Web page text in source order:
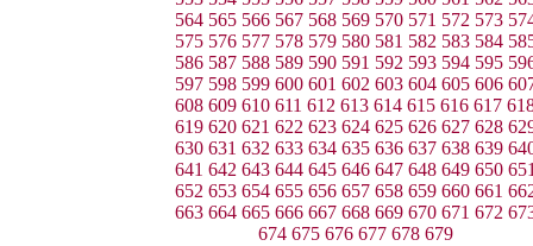
564 565 566 567 568 569 570 571 572 573
575 576 577 578 579 580 581 582 583 584
586 587 588 589 590 591 592 593 594 595
597 598 599 600 601 602 603 604 605 606
608 609 610 611 612 613 614 615 616 617
619 620 621 622 623 624 625 626 627 628
630 631 632 633 634 635 636 637 638 639
641 642 643 644 645 646 647 648 649 650
652 653 654 655 656 657 658 659 660 661
663 664 665 666 667 668 669 670 671 672
674 675 676 677 678 679